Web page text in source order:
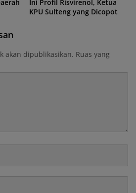
Ini Profil Risvirenol, Ketua
KPU Sulteng yang Dicopot
akan dipublikasikan. Ruas yang